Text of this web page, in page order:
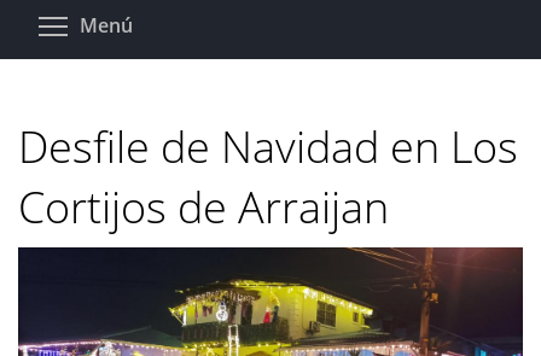
Pasar
Menú
Desfile de Navidad en Los
Cortijos de Arraijan